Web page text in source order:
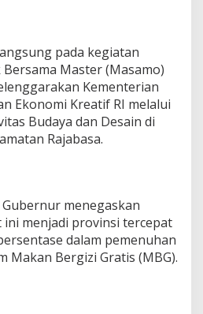
i
f
p
a
d
a
D
e
n
d
a
pada kegiatan
Master (Masamo)
Kementerian
Ekonomi Kreatif RI melalui
Budaya dan Desain di
Rajabasa.
menegaskan
ini menjadi provinsi tercepat
dalam pemenuhan
Bergizi Gratis (MBG).